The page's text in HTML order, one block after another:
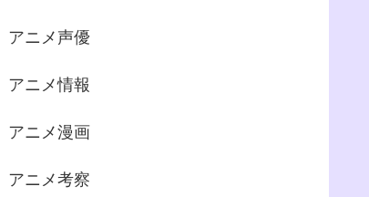
アニメ声優
アニメ情報
アニメ漫画
アニメ考察